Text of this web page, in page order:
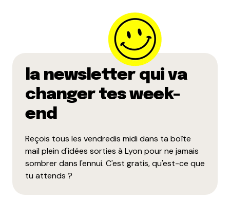
Je pense que la Police doit jouer sur le fait
que l’état d’ébriété est interdit sur la voie
public, donc s’ils estiment que tu es ivre
(même si tu l’es pas du tout) ils peuvent
t’emmerder.
Répondre
Place bellevue et esplanade du gros cailloux , en
contre bas du bar du gros cailloux à la croix rousse
marl
Répondre
la newsletter qui va
changer tes week-
end
Reçois tous les vendredis midi dans ta boîte
mail plein d'idées sorties à Lyon pour ne jamais
sombrer dans l'ennui. C'est gratis, qu'est-ce que
tu attends ?